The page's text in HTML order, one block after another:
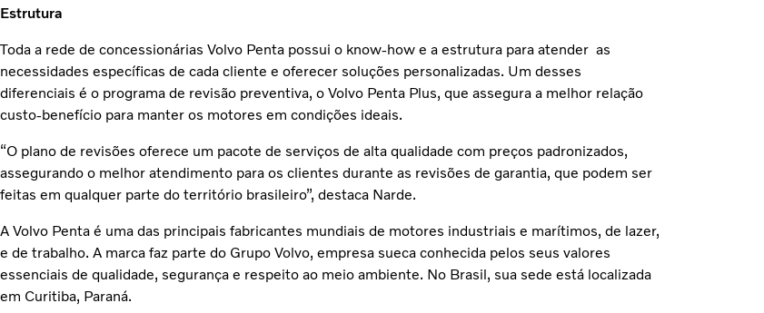
Estrutura
Toda a rede de concessionárias Volvo Penta possui o know-how e a estrutura para atender as
necessidades específicas de cada cliente e oferecer soluções personalizadas. Um desses
diferenciais é o programa de revisão preventiva, o Volvo Penta Plus, que assegura a melhor relação
custo-benefício para manter os motores em condições ideais.
“O plano de revisões oferece um pacote de serviços de alta qualidade com preços padronizados,
assegurando o melhor atendimento para os clientes durante as revisões de garantia, que podem ser
feitas em qualquer parte do território brasileiro”, destaca Narde.
A Volvo Penta é uma das principais fabricantes mundiais de motores industriais e marítimos, de lazer,
e de trabalho. A marca faz parte do Grupo Volvo, empresa sueca conhecida pelos seus valores
essenciais de qualidade, segurança e respeito ao meio ambiente. No Brasil, sua sede está localizada
em Curitiba, Paraná.